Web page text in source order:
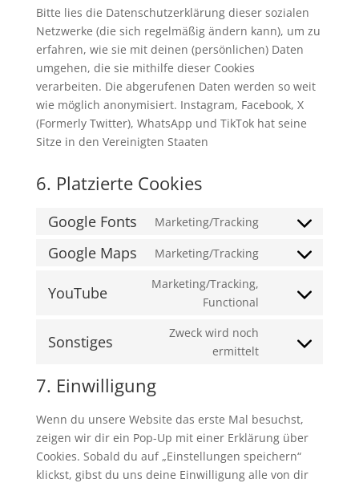
Bitte lies die Datenschutzerklärung dieser sozialen
Netzwerke (die sich regelmäßig ändern kann), um zu
erfahren, wie sie mit deinen (persönlichen) Daten
umgehen, die sie mithilfe dieser Cookies
verarbeiten. Die abgerufenen Daten werden so weit
wie möglich anonymisiert. Instagram, Facebook, X
(Formerly Twitter), WhatsApp und TikTok hat seine
Sitze in den Vereinigten Staaten
6. Platzierte Cookies
Google Fonts Marketing/Tracking
Consent
Google Maps Marketing/Tracking
Consent
service
YouTube
Marketing/Tracking,
Functional
Consent
service
Sonstiges
Zweck wird noch
ermittelt
Consent
7. Einwilligung
Wenn du unsere Website das erste Mal besuchst,
zeigen wir dir ein Pop-Up mit einer Erklärung über
Cookies. Sobald du auf „Einstellungen speichern“
klickst, gibst du uns deine Einwilligung alle von dir